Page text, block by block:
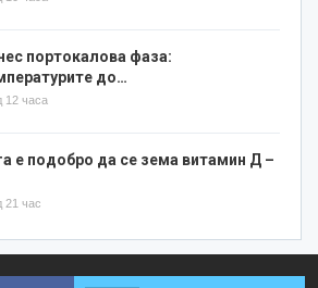
портокалова фаза:
до…
12 часа
е подобро да се зема витамин Д –
21 час